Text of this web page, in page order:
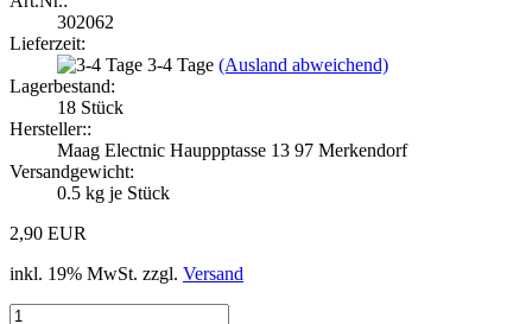
302062
Lieferzeit:
3-4 Tage (Ausland abweichend)
Lagerbestand:
18 Stück
Hersteller::
Maag Electnic Hauppptasse 13 97 Merkendorf
Versandgewicht:
0.5 kg je Stück
2,90 EUR
inkl. 19% MwSt. zzgl. Versand